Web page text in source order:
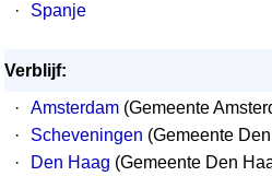
·
Spanje
Verblijf:
·
Amsterdam (Gemeente
·
Scheveningen (Gemeente
·
Den Haag (Gemeente Den